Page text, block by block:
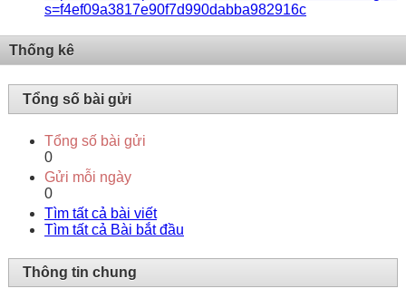
s=f4ef09a3817e90f7d990dabba982916c
Thống kê
Tổng số bài gửi
Tổng số bài gửi
0
Gửi mỗi ngày
0
Tìm tất cả bài viết
Tìm tất cả Bài bắt đầu
Thông tin chung